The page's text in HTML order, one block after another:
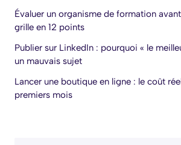
Évaluer un organisme de formation
grille en 12 points
Publier sur LinkedIn : pourquoi « le
un mauvais sujet
Lancer une boutique en ligne : le coût
premiers mois